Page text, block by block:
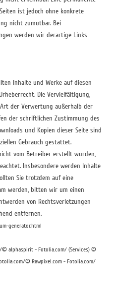
ist jedoch ohne konkrete
nicht zumutbar. Bei
werden wir derartige Links
Inhalte und Werke auf diesen
Die Vervielfältigung,
der Verwertung außerhalb der
der schriftlichen Zustimmung des
und Kopien dieser Seite sind
Gebrauch gestattet.
vom Betreiber erstellt wurden,
Insbesondere werden Inhalte
Sie trotzdem auf eine
werden, bitten wir um einen
von Rechtsverletzungen
entfernen.
generator.html
alphaspirit - Fotolia.com/ (Services) ©
© Rawpixel.com - Fotolia.com/